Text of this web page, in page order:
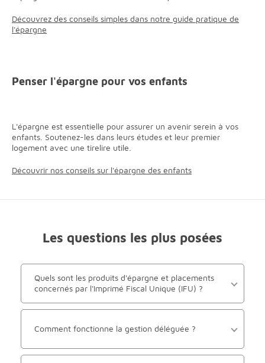
Découvrez des conseils simples dans notre guide pratique de
l'épargne
Penser l'épargne pour vos enfants
L'épargne est essentielle pour assurer un avenir serein à vos
enfants. Soutenez-les dans leurs études et leur premier
logement avec une tirelire utile.
Découvrir nos conseils sur l'épargne des enfants
Les questions les plus posées
Quels sont les produits d'épargne et placements
concernés par l'Imprimé Fiscal Unique (IFU) ?
Comment fonctionne la gestion déléguée ?